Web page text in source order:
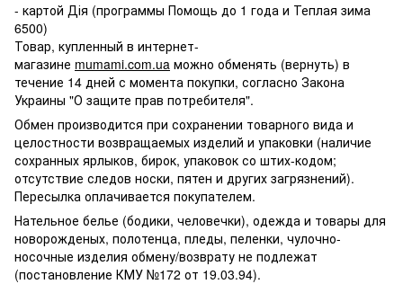
- картой Дія (программы Помощь до 1 года и Теплая зима
6500)
Товар, купленный в интернет-
магазине mumami.com.ua можно обменять (вернуть) в
течение 14 дней с момента покупки, согласно Закона
Украины "О защите прав потребителя".
Обмен производится при сохранении товарного вида и
целостности возвращаемых изделий и упаковки (наличие
сохранных ярлыков, бирок, упаковок со штих-кодом;
отсутствие следов носки, пятен и других загрязнений).
Пересылка оплачивается покупателем.
Нательное белье (бодики, человечки), одежда и товары для
новорожденых, полотенца, пледы, пеленки, чулочно-
носочные изделия обмену/возврату не подлежат
(постановление КМУ №172 от 19.03.94).